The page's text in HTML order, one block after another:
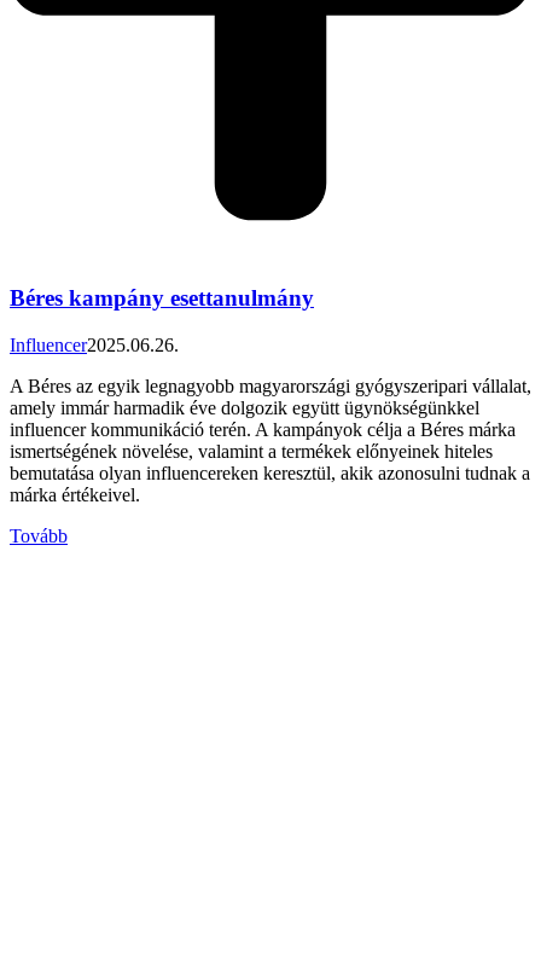
Béres kampány esettanulmány
Influencer2025.06.26.
A Béres az egyik legnagyobb magyarországi gyógyszeripari vállalat,
amely immár harmadik éve dolgozik együtt ügynökségünkkel
influencer kommunikáció terén. A kampányok célja a Béres márka
ismertségének növelése, valamint a termékek előnyeinek hiteles
bemutatása olyan influencereken keresztül, akik azonosulni tudnak a
márka értékeivel.
Tovább